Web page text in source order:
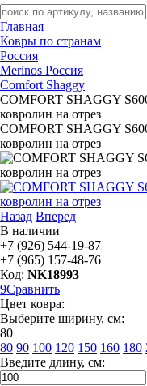
Главная
Ковры по странам
Россия
Merinos Россия
Comfort Shaggy
COMFORT SHAGGY
ковролин на отрез
COMFORT SHAGGY
ковролин на отрез
Назад Вперед
В наличии
+7 (926) 544-19-87
+7 (965) 157-48-76
Код: NK18993
9Сравнить
Цвет ковра:
Выберите ширину, см:
80
80 90 100 120 150 160 180
Введите длину, см: